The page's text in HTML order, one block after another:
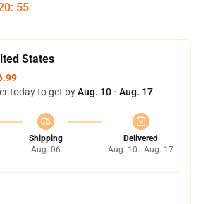
: 54
States
today to get byAug. 10 - Aug. 17
Shipping
Aug. 06
Delivered
Aug. 10 - Aug. 17